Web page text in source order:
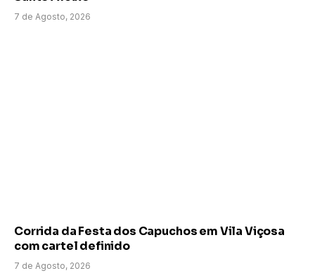
7 de Agosto, 2026
Corrida da Festa dos Capuchos em Vila Viçosa
com cartel definido
7 de Agosto, 2026